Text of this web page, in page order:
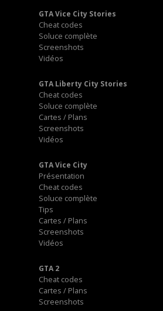
GTA Vice City Stories
Cheat codes
Soluce complète
Screenshots
Vidéos
GTA Liberty City Stories
Cheat codes
Soluce complète
Cartes / Plans
Screenshots
Vidéos
GTA Vice City
Présentation
Cheat codes
Soluce complète
Tips
Cartes / Plans
Screenshots
Vidéos
GTA 2
Cheat codes
Cartes / Plans
Screenshots